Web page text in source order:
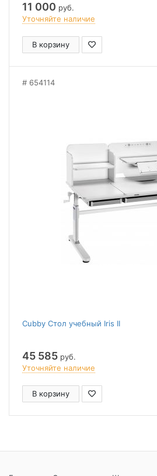
11 000 руб.
Уточняйте наличие
В корзину
654114
Cubby Стол учебный Iris II
45 585 руб.
Уточняйте наличие
В корзину